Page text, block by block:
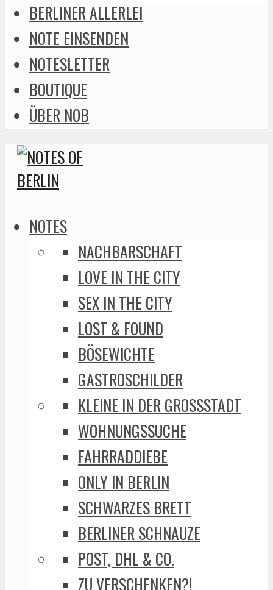
BERLINER ALLERLEI
NOTE EINSENDEN
NOTESLETTER
BOUTIQUE
ÜBER NOB
NOTES
NACHBARSCHAFT
LOVE IN THE CITY
SEX IN THE CITY
LOST & FOUND
BÖSEWICHTE
GASTROSCHILDER
KLEINE IN DER GROSSSTADT
WOHNUNGSSUCHE
FAHRRADDIEBE
ONLY IN BERLIN
SCHWARZES BRETT
BERLINER SCHNAUZE
POST, DHL & CO.
ZU VERSCHENKEN?!